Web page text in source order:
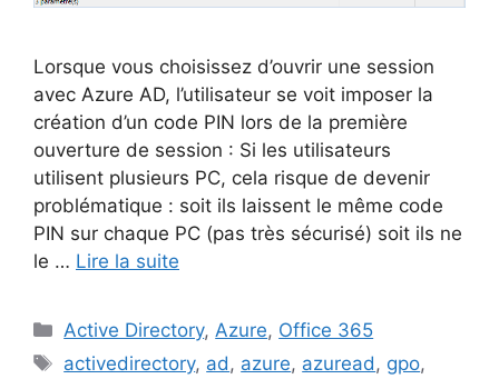
Lorsque vous choisissez d’ouvrir une session
avec Azure AD, l’utilisateur se voit imposer la
création d’un code PIN lors de la première
ouverture de session : Si les utilisateurs
utilisent plusieurs PC, cela risque de devenir
problématique : soit ils laissent le même code
PIN sur chaque PC (pas très sécurisé) soit ils ne
le … Lire la suite
Catégories
Active Directory, Azure, Office 365
Étiquettes
activedirectory, ad , azure, azuread , gpo,